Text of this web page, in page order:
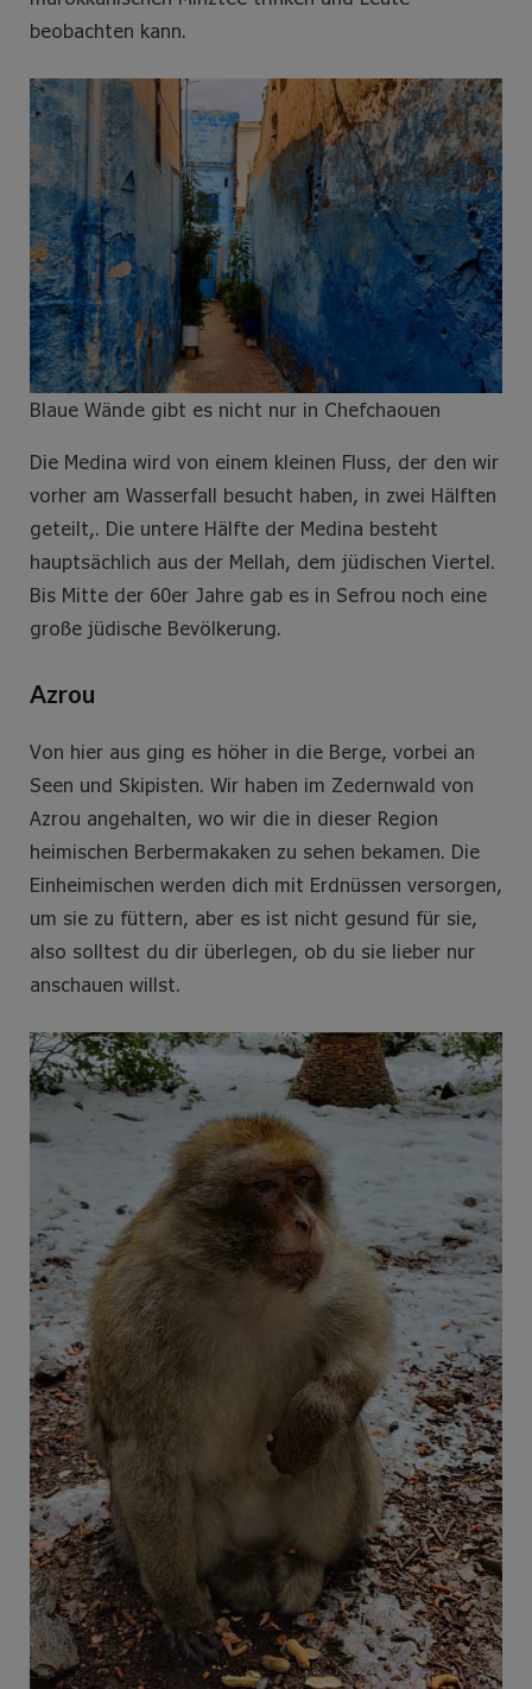
beobachten kann.
Blaue Wände gibt es nicht nur in Chefchaouen
Die Medina wird von einem kleinen Fluss, der den wir
vorher am Wasserfall besucht haben, in zwei Hälften
geteilt,. Die untere Hälfte der Medina besteht
hauptsächlich aus der Mellah, dem jüdischen Viertel.
Bis Mitte der 60er Jahre gab es in Sefrou noch eine
große jüdische Bevölkerung.
Azrou
Von hier aus ging es höher in die Berge, vorbei an
Seen und Skipisten. Wir haben im Zedernwald von
Azrou angehalten, wo wir die in dieser Region
heimischen Berbermakaken zu sehen bekamen. Die
Einheimischen werden dich mit Erdnüssen versorgen,
um sie zu füttern, aber es ist nicht gesund für sie,
also solltest du dir überlegen, ob du sie lieber nur
anschauen willst.